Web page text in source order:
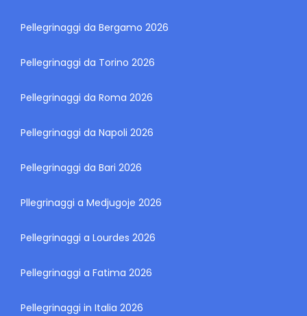
Pellegrinaggi da Bergamo 2026
Pellegrinaggi da Torino 2026
Pellegrinaggi da Roma 2026
Pellegrinaggi da Napoli 2026
Pellegrinaggi da Bari 2026
Pllegrinaggi a Medjugoje 2026
Pellegrinaggi a Lourdes 2026
Pellegrinaggi a Fatima 2026
Pellegrinaggi in Italia 2026